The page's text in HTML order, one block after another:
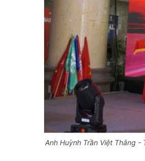
Anh Huỳnh Trần Việt Thắng